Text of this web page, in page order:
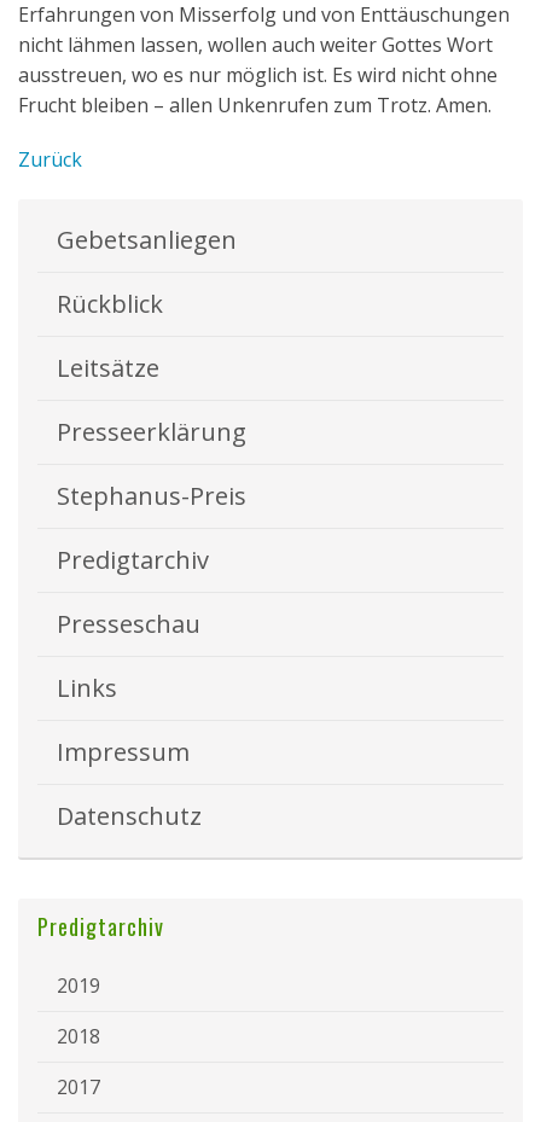
Erfahrungen von Misserfolg und von Enttäuschungen
nicht lähmen lassen, wollen auch weiter Gottes Wort
ausstreuen, wo es nur möglich ist. Es wird nicht ohne
Frucht bleiben – allen Unkenrufen zum Trotz. Amen.
Zurück
Gebetsanliegen
Rückblick
Leitsätze
Presseerklärung
Stephanus-Preis
Predigtarchiv
Presseschau
Links
Impressum
Datenschutz
Predigtarchiv
2019
2018
2017